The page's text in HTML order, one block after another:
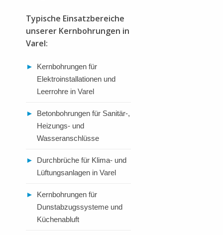
Typische Einsatzbereiche
unserer Kernbohrungen in
Varel:
►
Kernbohrungen für
Elektroinstallationen und
Leerrohre in Varel
►
Betonbohrungen für Sanitär-,
Heizungs- und
Wasseranschlüsse
►
Durchbrüche für Klima- und
Lüftungsanlagen in Varel
►
Kernbohrungen für
Dunstabzugssysteme und
Küchenabluft